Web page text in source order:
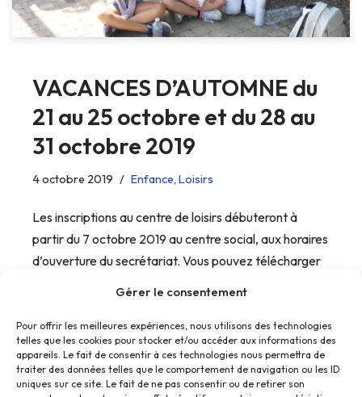
Gérer le consentement
Pour offrir les meilleures expériences, nous utilisons des technologies
telles que les cookies pour stocker et/ou accéder aux informations des
appareils. Le fait de consentir à ces technologies nous permettra de
traiter des données telles que le comportement de navigation ou les ID
uniques sur ce site. Le fait de ne pas consentir ou de retirer son
VACANCES D’AUTOMNE du
21 au 25 octobre et du 28 au
31 octobre 2019
4 octobre 2019 Enfance, Loisirs
Les inscriptions au centre de loisirs débuteront à
partir du 7 octobre 2019 au centre social, aux horaires
d’ouverture du secrétariat. Vous pouvez télécharger